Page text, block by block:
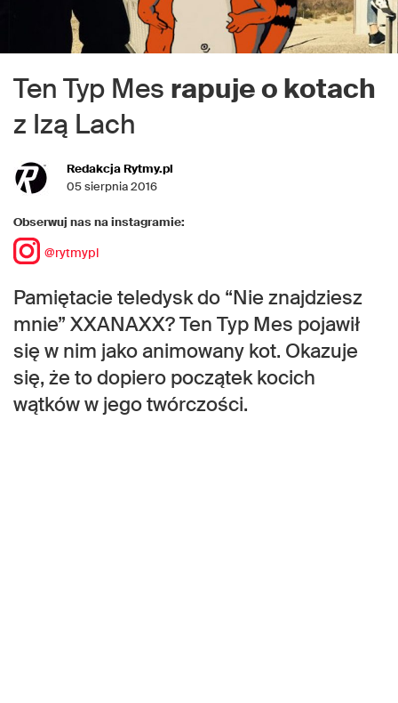
Ten Typ Mes rapuje o kotach
z Izą Lach
Redakcja Rytmy.pl
05 sierpnia 2016
Obserwuj nas na instagramie:
@rytmypl
Pamiętacie teledysk do “Nie znajdziesz
mnie” XXANAXX? Ten Typ Mes pojawił
się w nim jako animowany kot. Okazuje
się, że to dopiero początek kocich
wątków w jego twórczości.